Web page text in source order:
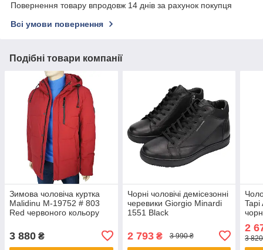
Повернення товару впродовж 14 днів за рахунок покупця
Всі умови повернення
Подібні товари компанії
Зимова чоловіча куртка
Malidinu М-19752 # 803
Red червоного кольору
3 880 ₴
Чорні чоловічі демісезонні
черевики Giorgio Minardi
1551 Black
2 793₴ 3 990 ₴
Tapi
2
3